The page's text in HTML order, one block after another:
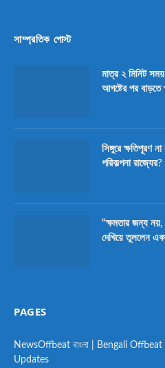
সাম্প্রতিক পোস্ট
মাত্র ২ মিনিট
আগষ্টের পর বাড়তে
সিঙ্গুরে ক্ষতিপূরণ
পরিকল্পনা রাজ্যের?
“ক্ষমতার জন্য
দেখিয়ে তুললেন
PAGES
NewsOffbeat বাংলা | Bengali
Updates